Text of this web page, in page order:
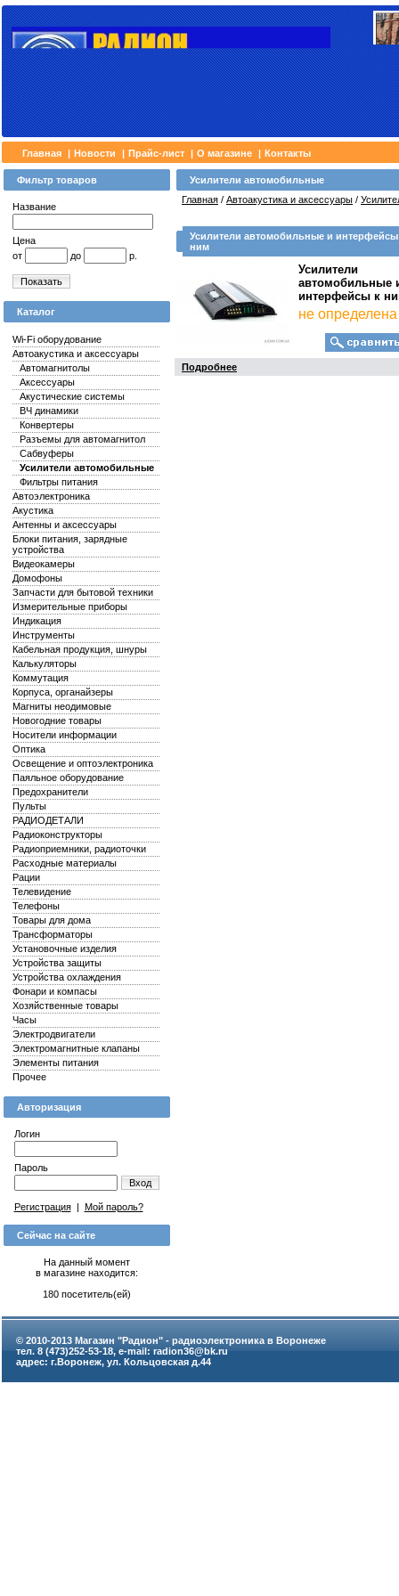
Главная | Новости | Прайс-лист | О магазине | Контакты
Фильтр товаров
Название
Цена
от
до р.
Показать
Каталог
Wi-Fi оборудование
Автоакустика и аксессуары
Автомагнитолы
Аксессуары
Акустические системы
ВЧ динамики
Конвертеры
Разъемы для автомагнитол
Сабвуферы
Усилители автомобильные
Фильтры питания
Автоэлектроника
Акустика
Антенны и аксессуары
Блоки питания, зарядные
устройства
Видеокамеры
Домофоны
Запчасти для бытовой техники
Измерительные приборы
Индикация
Инструменты
Кабельная продукция, шнуры
Калькуляторы
Коммутация
Корпуса, органайзеры
Магниты неодимовые
Новогодние товары
Носители информации
Оптика
Освещение и оптоэлектроника
Паяльное оборудование
Предохранители
Пульты
РАДИОДЕТАЛИ
Радиоконструкторы
Радиоприемники, радиоточки
Расходные материалы
Рации
Телевидение
Телефоны
Товары для дома
Трансформаторы
Установочные изделия
Устройства защиты
Устройства охлаждения
Фонари и компасы
Хозяйственные товары
Часы
Электродвигатели
Электромагнитные клапаны
Элементы питания
Прочее
Авторизация
Логин
Пароль
Вход
Регистрация| Мой пароль?
Сейчас на сайте
На данный момент
в магазине находится:
180 посетитель(ей)
Усилители автомобильные
Главная / Автоакустика и аксессуары /
Усилители автомобильные и интерфейсы
ним
Усилители
автомобильные
интерфейсы к
не определена
Подробнее
© 2010-2013 Магазин "Радион" - радиоэлектроника в Воронеже
тел. 8 (473)252-53-18, e-mail: radion36@bk.ru
адрес: г.Воронеж, ул. Кольцовская д.44